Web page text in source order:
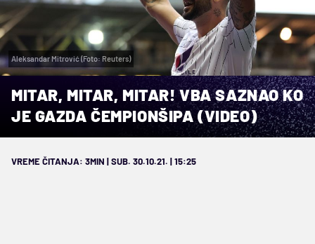
Aleksandar Mitrović (Foto: Reuters)
MITAR, MITAR, MITAR! VBA SAZNAO KO
JE GAZDA ČEMPIONŠIPA (VIDEO)
VREME ČITANJA: 3MIN | SUB. 30.10.21. | 15:25